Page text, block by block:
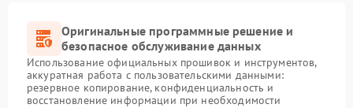
Оригинальные программные решение и
безопасное обслуживание данных
Использование официальных прошивок и инструментов,
аккуратная работа с пользовательскими данными:
резервное копирование, конфиденциальность и
восстановление информации при необходимости